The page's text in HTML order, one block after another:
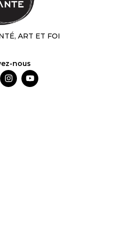
ART ET FOI
nous